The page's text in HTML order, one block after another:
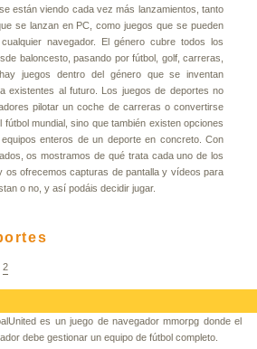
están viendo cada vez más lanzamientos, tanto
se lanzan en PC, como juegos que se pueden
navegador. El género cubre todos los
baloncesto, pasando por fútbol, golf, carreras,
juegos dentro del género que se inventan
existentes al futuro. Los juegos de deportes no
pilotar un coche de carreras o convertirse
fútbol mundial, sino que también existen opciones
enteros de un deporte en concreto. Con
os mostramos de qué trata cada uno de los
os ofrecemos capturas de pantalla y vídeos para
o no, y así podáis decidir jugar.
2
es un juego de navegador mmorpg donde el
debe gestionar un equipo de fútbol completo.